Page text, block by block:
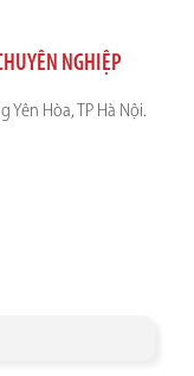
NGHIỆP
Yên Hòa, TP Hà Nội.